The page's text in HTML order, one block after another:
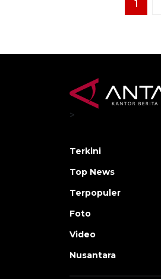
1
>
Terkini
Top News
Terpopuler
Foto
Video
Nusantara